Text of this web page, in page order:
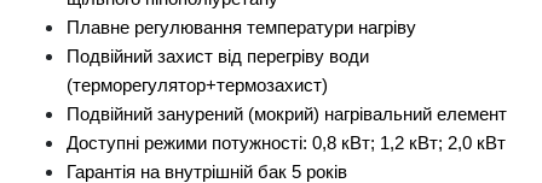
Плавне регулювання температури нагріву
Подвійний захист від перегріву води
(терморегулятор+термозахист)
Подвійний занурений (мокрий) нагрівальний елемент
Доступні режими потужності: 0,8 кВт; 1,2 кВт; 2,0 кВт
Гарантія на внутрішній бак 5 років